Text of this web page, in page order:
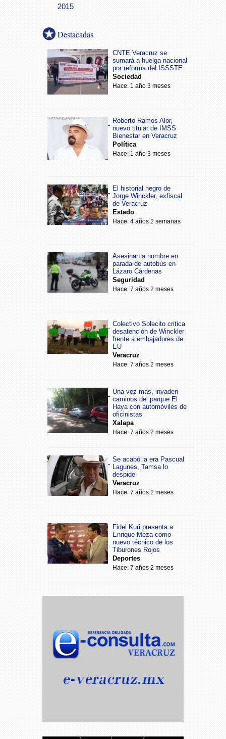
2015
Destacadas
CNTE Veracruz se
sumará a huelga nacional
por reforma del ISSSTE
Sociedad
Hace: 1 año 3 meses
Roberto Ramos Alor,
nuevo titular de IMSS
Bienestar en Veracruz
Política
Hace: 1 año 3 meses
El historial negro de
Jorge Winckler, exfiscal
de Veracruz
Estado
Hace: 4 años 2 semanas
Asesinan a hombre en
parada de autobús en
Lázaro Cárdenas
Seguridad
Hace: 7 años 2 meses
Colectivo Solecito critica
desatención de Winckler
frente a embajadores de
EU
Veracruz
Hace: 7 años 2 meses
Una vez más, invaden
caminos del parque El
Haya con automóviles de
oficinistas
Xalapa
Hace: 7 años 2 meses
Se acabó la era Pascual
Lagunes, Tamsa lo
despide
Veracruz
Hace: 7 años 2 meses
Fidel Kuri presenta a
Enrique Meza como
nuevo técnico de los
Tiburones Rojos
Deportes
Hace: 7 años 2 meses